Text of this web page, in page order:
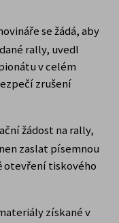
se žádá, aby
rally, uvedl
v celém
zrušení
žádost na rally,
zaslat písemnou
otevření tiskového
získané v
nutná
funkci
platný.
a
do vašeho
souhlasu a
(např.
vylepšovat